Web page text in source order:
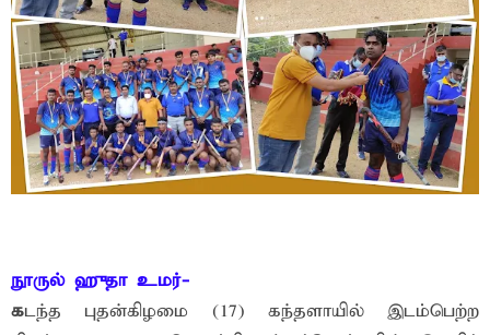
நூருல் ஹுதா உமர்-
கடந்த புதன்கிழமை (17) கந்தளாயில் இடம்பெற்ற